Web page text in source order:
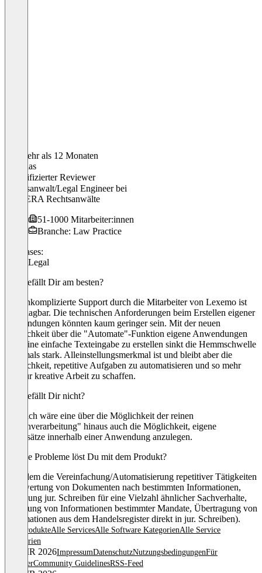
Vor mehr als 12 Monaten
Matthias
Verifizierter Reviewer
Rechtsanwalt/Legal Engineerbei
KUCERA Rechtsanwälte
51-1000 Mitarbeiter:innen
Branche: Law Practice
Use cases:
Other Legal
Was gefällt Dir am besten?
Der unkomplizierte Support durch die Mitarbeiter von Lexemo ist
unschlagbar. Die technischen Anforderungen beim Erstellen eigener
Anwendungen könnten kaum geringer sein. Mit der neuen
Möglichkeit über die "Automate"-Funktion eigene Anwendungen
über eine einfache Texteingabe zu erstellen sinkt die Hemmschwelle
nochmals stark. Alleinstellungsmerkmal ist und bleibt aber die
Möglichkeit, repetitive Aufgaben zu automatisieren und so mehr
Zeit für kreative Arbeit zu schaffen.
Was gefällt Dir nicht?
Hilfreich wäre eine über die Möglichkeit der reinen
"Datenverarbeitung" hinaus auch die Möglichkeit, eigene
Datensätze innerhalb einer Anwendung anzulegen.
Welche Probleme löst Du mit dem Produkt?
Vor allem die Vereinfachung/Automatisierung repetitiver Tätigkeiten
(Auswertung von Dokumenten nach bestimmten Informationen,
Erstellung jur. Schreiben für eine Vielzahl ähnlicher Sachverhalte,
Erfassung von Informationen bestimmter Mandate, Übertragung von
Informationen aus dem Handelsregister direkt in jur. Schreiben).
Alle ProdukteAlle ServicesAlle Software KategorienAlle Service
Kategorien
© OMR 2026ImpressumDatenschutzNutzungsbedingungenFür
AnbieterCommunity GuidelinesRSS-Feed